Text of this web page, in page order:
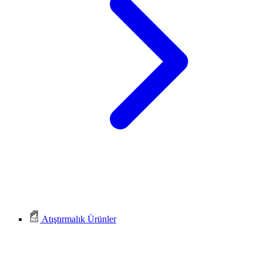
Atıştırmalık Ürünler